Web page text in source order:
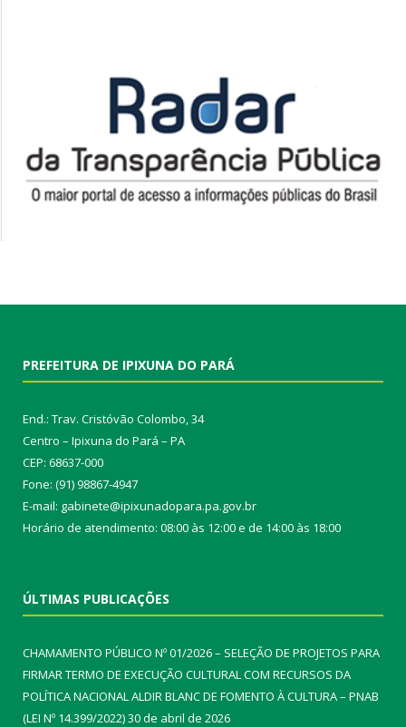
PREFEITURA DE IPIXUNA DO PARÁ
End.: Trav. Cristóvão Colombo, 34
Centro – Ipixuna do Pará – PA
CEP: 68637-000
Fone: (91) 98867-4947
E-mail: gabinete@ipixunadopara.pa.gov.br
Horário de atendimento: 08:00 às 12:00 e de 14:00 às 18:00
ÚLTIMAS PUBLICAÇÕES
CHAMAMENTO PÚBLICO Nº 01/2026 – SELEÇÃO DE PROJETOS PARA
FIRMAR TERMO DE EXECUÇÃO CULTURAL COM RECURSOS DA
POLÍTICA NACIONAL ALDIR BLANC DE FOMENTO À CULTURA – PNAB
(LEI Nº 14.399/2022)30 de abril de 2026